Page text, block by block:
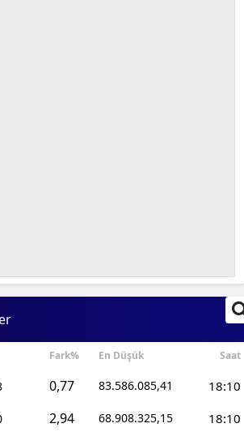
Fark% En Düşük Saat
0,77 83.586.085,41 18:10
2,94 68.908.325,15 18:10